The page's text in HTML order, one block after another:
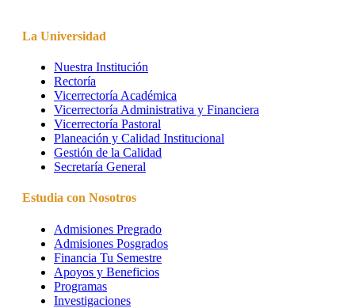
La Universidad
Nuestra Institución
Rectoría
Vicerrectoría Académica
Vicerrectoría Administrativa y Financiera
Vicerrectoría Pastoral
Planeación y Calidad Institucional
Gestión de la Calidad
Secretaría General
Estudia con Nosotros
Admisiones Pregrado
Admisiones Posgrados
Financia Tu Semestre
Apoyos y Beneficios
Programas
Investigaciones